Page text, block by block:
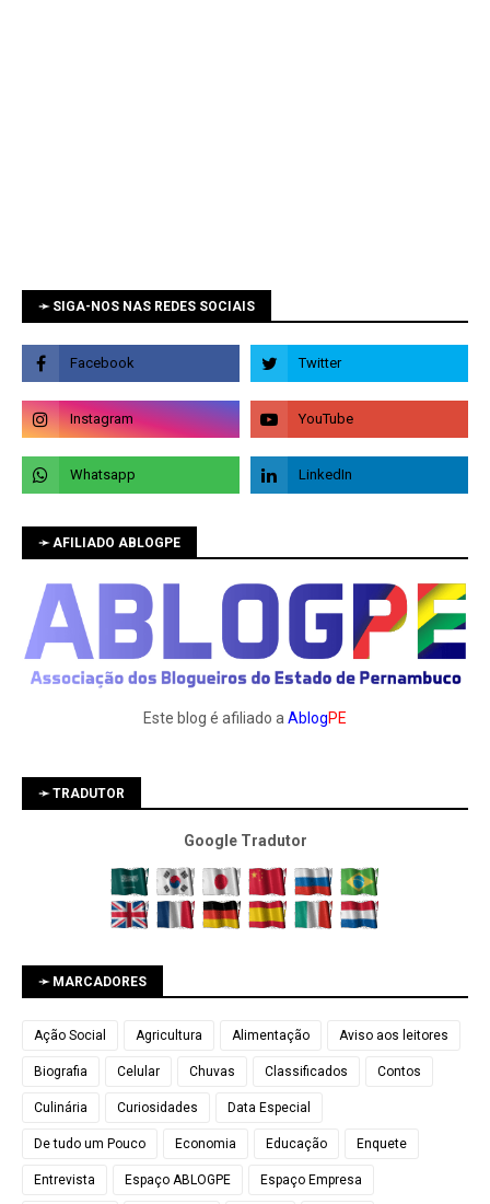
➛ SIGA-NOS NAS REDES SOCIAIS
➛ AFILIADO ABLOGPE
Este blog é afiliado a AblogPE
➛ TRADUTOR
Google Tradutor
➛ MARCADORES
Ação Social Agricultura Alimentação Aviso aos leitores
Biografia Celular Chuvas Classificados Contos
Culinária Curiosidades Data Especial
De tudo um Pouco Economia Educação Enquete
Entrevista Espaço ABLOGPE Espaço Empresa